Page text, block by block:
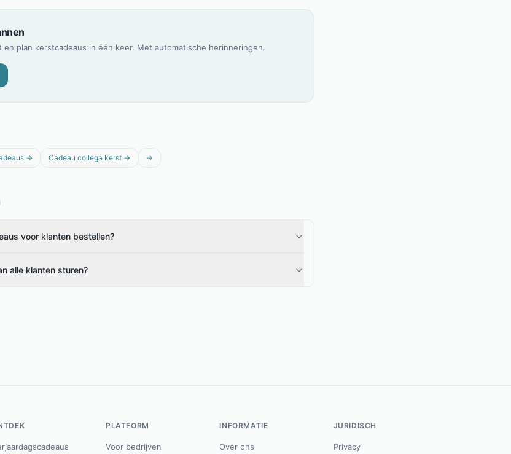
en plan kerstcadeaus in één keer. Met automatische herinneringen.
→ Cadeau collega kerst → →
voor klanten bestellen?
alle klanten sturen?
PLATFORM
Voor bedrijven
INFORMATIE
Over ons
JURIDISCH
Privacy